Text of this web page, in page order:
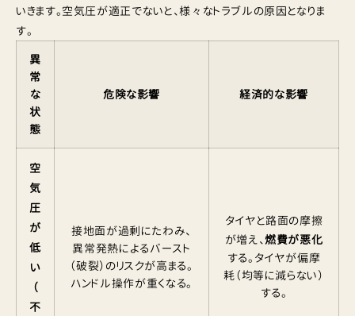
いきます。空気圧が適正でないと、様々なトラブルの原因となりま
す。
異
常
な
状
態
危険な影響 経済的な影響
空
気
圧
が
低
い
（
不
接地面が過剰にたわみ、
異常発熱によるバースト
（破裂）のリスクが高まる。
ハンドル操作が重くなる。
タイヤと路面の摩擦
が増え、燃費が悪化
する。タイヤが偏摩
耗（均等に減らない）
する。